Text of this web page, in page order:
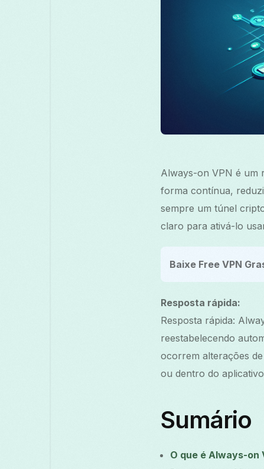
Always-on VPN é um
forma contínua,
sempre um túnel
claro para ativá-lo
Baixe Free VPN
Resposta rápida:
Resposta rápida:
reestabelecendo
ocorrem alterações
ou dentro do
Sumário
O que é Always-on